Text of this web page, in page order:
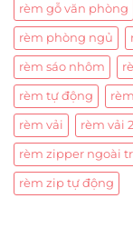
rèm gỗ văn phòng
rèm phòng ngủ
rèm sáo nhôm
rèm tự động
rèm vải rèm vải
rèm zipper ngoài
rèm zip tự động